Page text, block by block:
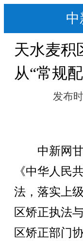
中
天水麦积
从“常规
发布
中新网甘
《中华人民
法，落实上
区矫正执法
区矫正部门